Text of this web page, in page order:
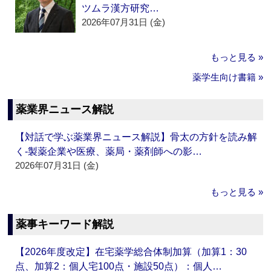
ツムラ漢方研究…
2026年07月31日 (金)
もっと見る »
薬学生向け書籍 »
薬業界ニュース解説
【対話で学ぶ薬業界ニュース解説】骨太の方針を読み解
く‐製薬企業や医療、薬局・薬剤師への影…
2026年07月31日 (金)
もっと見る »
薬事キーワード解説
【2026年度改定】在宅薬学総合体制加算（加算1：30
点、加算2：個人宅100点・施設50点）：個人…